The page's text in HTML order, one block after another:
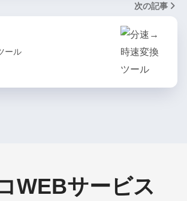
次の記事
ール
WEBサービス